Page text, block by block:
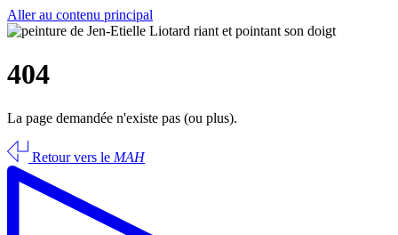
Aller au contenu principal
404
La page demandée n'existe pas (ou plus).
Retour vers le MAH